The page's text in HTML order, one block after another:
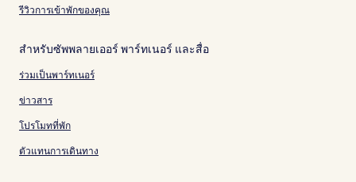
รีวิวการเข้าพักของคุณ
สำหรับซัพพลายเออร์ พาร์ทเนอร์ และสื่อ
ร่วมเป็นพาร์ทเนอร์
ข่าวสาร
โปรโมทที่พัก
ตัวแทนการเดินทาง